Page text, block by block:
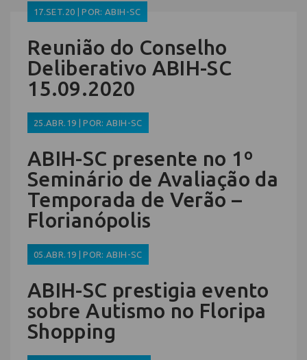
17.SET.20 | POR: ABIH-SC
Reunião do Conselho
Deliberativo ABIH-SC
15.09.2020
25.ABR.19 | POR: ABIH-SC
ABIH-SC presente no 1º
Seminário de Avaliação da
Temporada de Verão –
Florianópolis
05.ABR.19 | POR: ABIH-SC
ABIH-SC prestigia evento
sobre Autismo no Floripa
Shopping